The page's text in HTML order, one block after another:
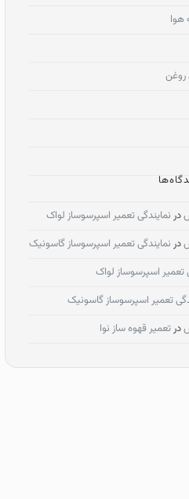
هوا
در نمایندگی تعمیر اسپرسوساز لواک
در نمایندگی تعمیر اسپرسوساز گاسونیک
تعمیر اسپرسوساز لواک
تعمیر اسپرسوساز گاسونیک
درتعمیر قهوه ساز نوا